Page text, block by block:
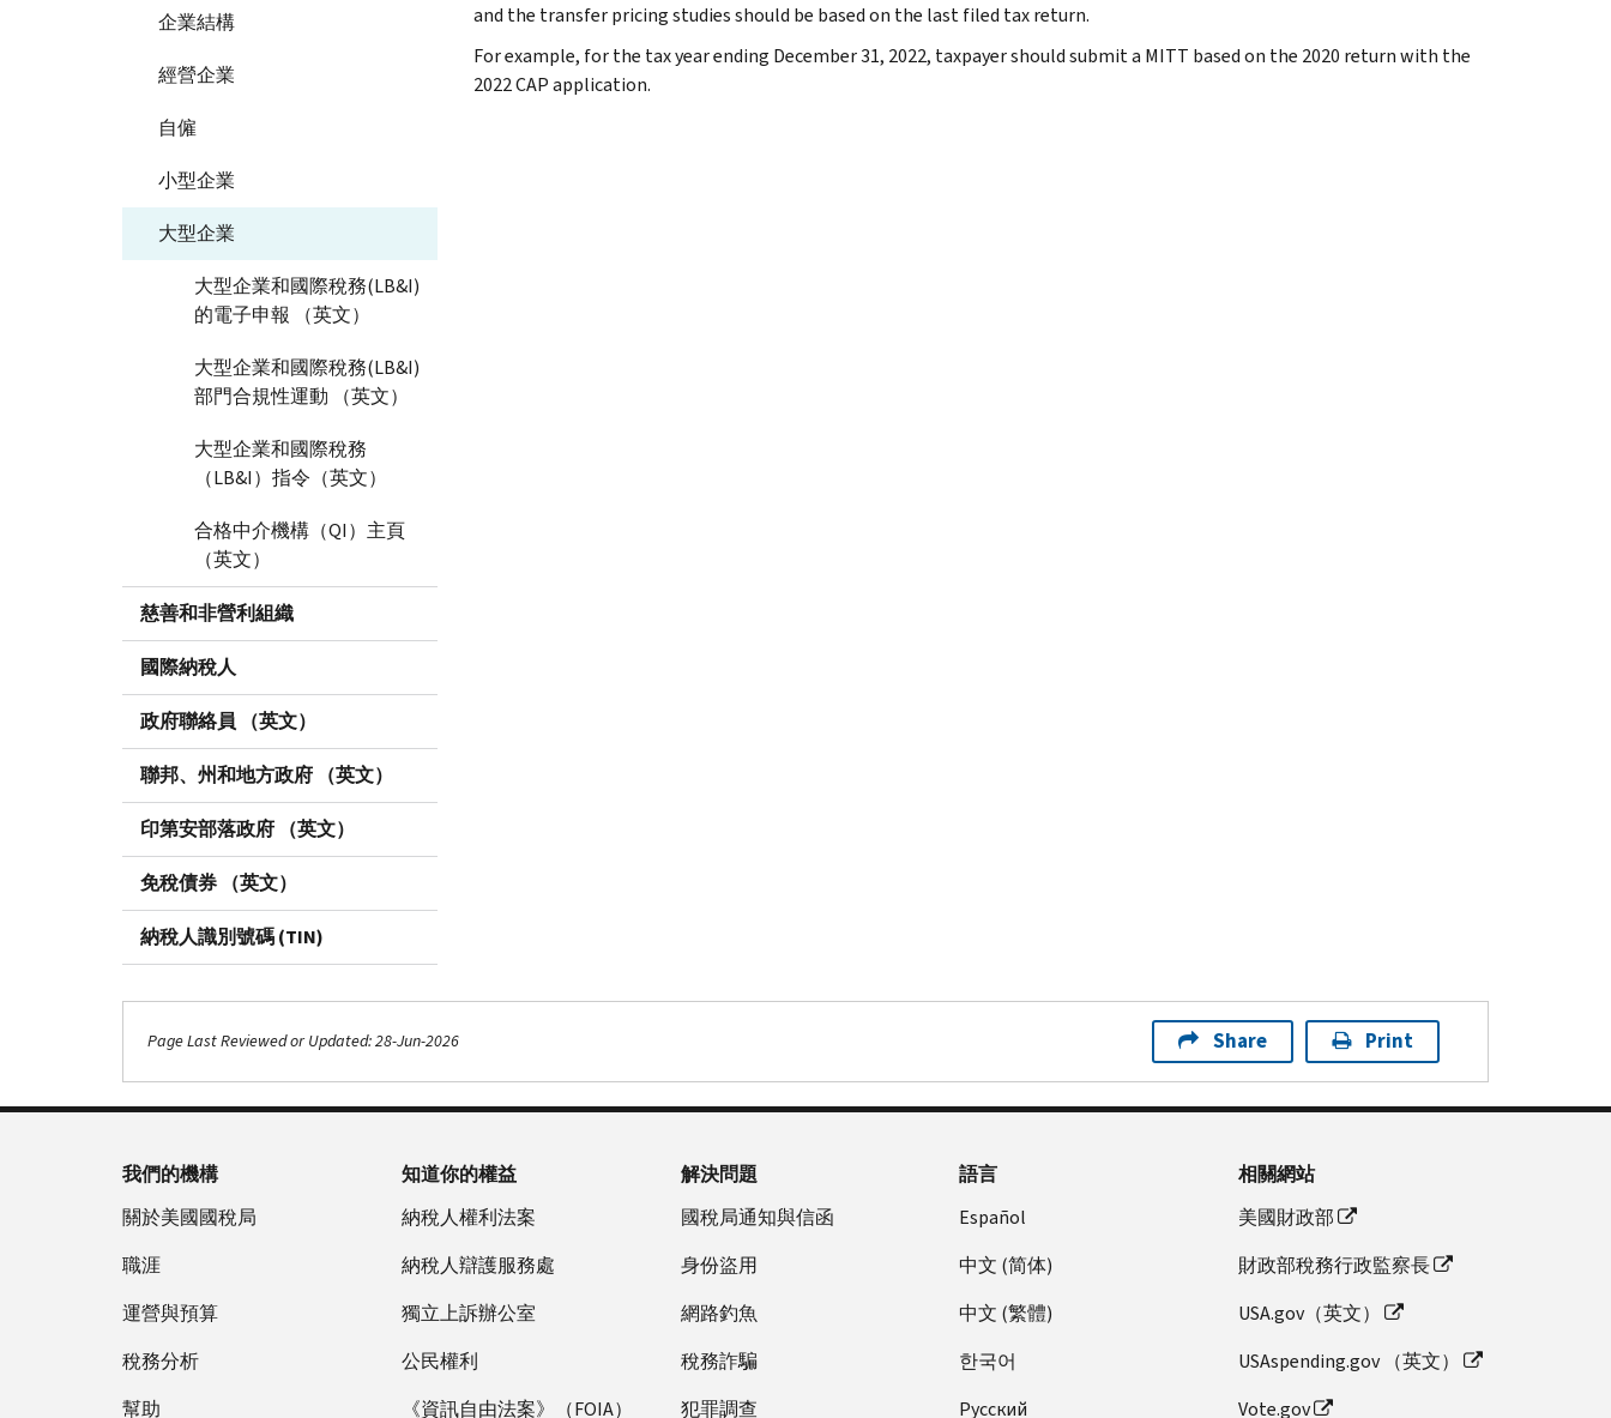
企業結構
經營企業
自僱
小型企業
大型企業
大型企業和國際稅務(LB&I)
的電子申報 （英文）
大型企業和國際稅務(LB&I)
部門合規性運動 （英文）
大型企業和國際稅務
（LB&I）指令（英文）
合格中介機構（QI）主頁
（英文）
慈善和非營利組織
國際納稅人
政府聯絡員 （英文）
聯邦、州和地方政府 （英文）
印第安部落政府 （英文）
免稅債券 （英文）
納稅人識別號碼 (TIN)
and the transfer pricing studies should be based on the last filed tax return.
For example, for the tax year ending December 31, 2022, taxpayer should submit a MITT based on the 2020 return with the
2022 CAP application.
Page Last Reviewed or Updated: 28-Jun-2026 Share Print
我們的機構
關於美國國稅局
職涯
運營與預算
稅務分析
幫助
知道你的權益
納稅人權利法案
納稅人辯護服務處
獨立上訴辦公室
公民權利
《資訊自由法案》（FOIA）
解決問題
國稅局通知與信函
身份盜用
網路釣魚
稅務詐騙
犯罪調查
語言
Español
中文 (简体)
中文 (繁體)
한국어
Pусский
相關網站
美國財政部
財政部稅務行政監察長
USA.gov（英文）
USAspending.gov （英文）
Vote.gov